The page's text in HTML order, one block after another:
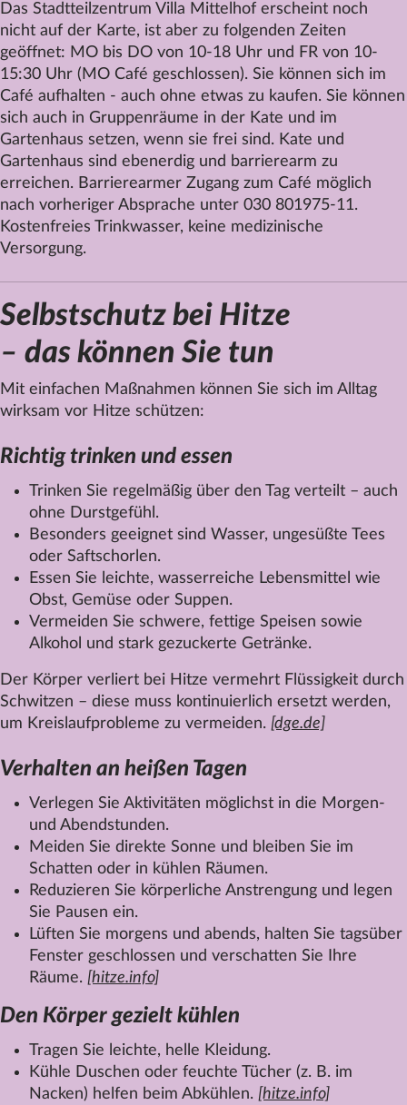
Das Stadtteilzentrum Villa Mittelhof erscheint noch
nicht auf der Karte, ist aber zu folgenden Zeiten
geöffnet: MO bis DO von 10-18 Uhr und FR von 10-
15:30 Uhr (MO Café geschlossen). Sie können sich im
Café aufhalten - auch ohne etwas zu kaufen. Sie können
sich auch in Gruppenräume in der Kate und im
Gartenhaus setzen, wenn sie frei sind. Kate und
Gartenhaus sind ebenerdig und barrierearm zu
erreichen. Barrierearmer Zugang zum Café möglich
nach vorheriger Absprache unter 030 801975-11.
Kostenfreies Trinkwasser, keine medizinische
Versorgung.
Selbstschutz bei Hitze
– das können Sie tun
Mit einfachen Maßnahmen können Sie sich im Alltag
wirksam vor Hitze schützen:
Richtig trinken und essen
Trinken Sie regelmäßig über den Tag verteilt – auch
ohne Durstgefühl.
Besonders geeignet sind Wasser, ungesüßte Tees
oder Saftschorlen.
Essen Sie leichte, wasserreiche Lebensmittel wie
Obst, Gemüse oder Suppen.
Vermeiden Sie schwere, fettige Speisen sowie
Alkohol und stark gezuckerte Getränke.
Der Körper verliert bei Hitze vermehrt Flüssigkeit durch
Schwitzen – diese muss kontinuierlich ersetzt werden,
um Kreislaufprobleme zu vermeiden. [dge.de]
Verhalten an heißen Tagen
Verlegen Sie Aktivitäten möglichst in die Morgen-
und Abendstunden.
Meiden Sie direkte Sonne und bleiben Sie im
Schatten oder in kühlen Räumen.
Reduzieren Sie körperliche Anstrengung und legen
Sie Pausen ein.
Lüften Sie morgens und abends, halten Sie tagsüber
Fenster geschlossen und verschatten Sie Ihre
Räume. [hitze.info]
Den Körper gezielt kühlen
Tragen Sie leichte, helle Kleidung.
Kühle Duschen oder feuchte Tücher (z. B. im
Nacken) helfen beim Abkühlen. [hitze.info]